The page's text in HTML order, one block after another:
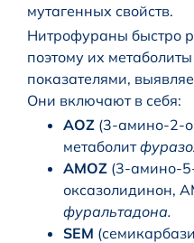
мутагенных свойств.
Нитрофураны быстро
поэтому их
показателями,
Они включают в себя:
AOZ (3-амино-2-
метаболит
AMOZ (3-амино-
оксазолидинон,
фуральтадона.
SEM